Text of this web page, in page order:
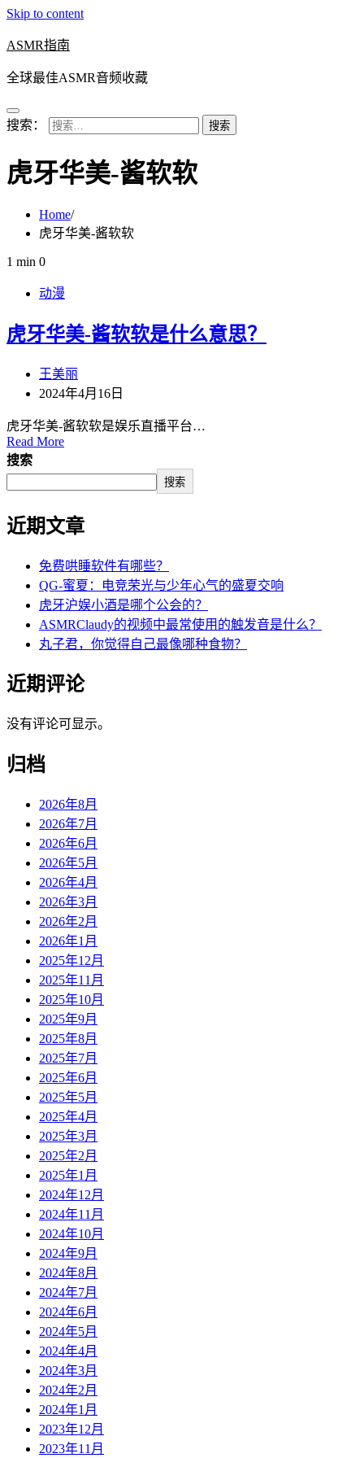
Skip to content
ASMR指南
全球最佳ASMR音频收藏
搜索：
虎牙华美-酱软软
Home
虎牙华美-酱软软
1 min 0
动漫
虎牙华美-酱软软是什么意思？
王美丽
2024年4月16日
虎牙华美-酱软软是娱乐直播平台…
Read More
搜索
搜索
近期文章
免费哄睡软件有哪些？
QG-蜜夏：电竞荣光与少年心气的盛夏交响
虎牙沪娱小酒是哪个公会的？
ASMRClaudy的视频中最常使用的触发音是什么？
丸子君，你觉得自己最像哪种食物？
近期评论
没有评论可显示。
归档
2026年8月
2026年7月
2026年6月
2026年5月
2026年4月
2026年3月
2026年2月
2026年1月
2025年12月
2025年11月
2025年10月
2025年9月
2025年8月
2025年7月
2025年6月
2025年5月
2025年4月
2025年3月
2025年2月
2025年1月
2024年12月
2024年11月
2024年10月
2024年9月
2024年8月
2024年7月
2024年6月
2024年5月
2024年4月
2024年3月
2024年2月
2024年1月
2023年12月
2023年11月